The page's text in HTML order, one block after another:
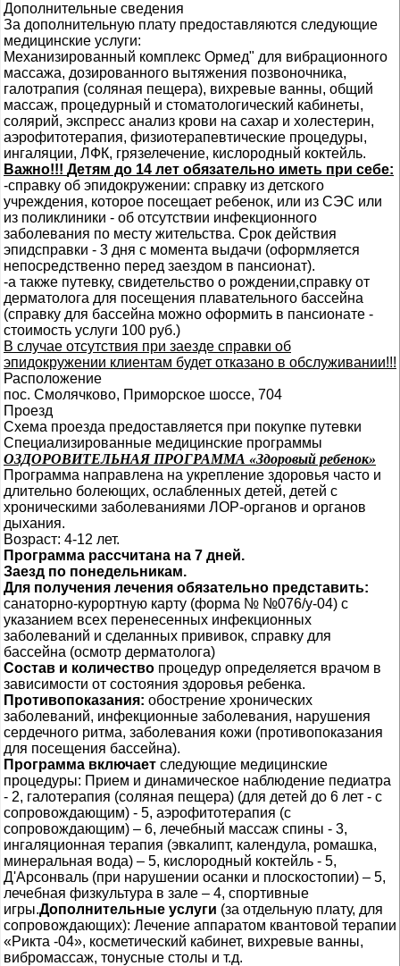
Дополнительные сведения
За дополнительную плату предоставляются следующие
медицинские услуги:
Механизированный комплекс Ормед" для вибрационного
массажа, дозированного вытяжения позвоночника,
галотрапия (соляная пещера), вихревые ванны, общий
массаж, процедурный и стоматологический кабинеты,
солярий, экспресс анализ крови на сахар и холестерин,
аэрофитотерапия, физиотерапевтические процедуры,
ингаляции, ЛФК, грязелечение, кислородный коктейль.
Важно!!! Детям до 14 лет обязательно иметь при себе:
-справку об эпидокружении: справку из детского
учреждения, которое посещает ребенок, или из СЭС или
из поликлиники - об отсутствии инфекционного
заболевания по месту жительства. Срок действия
эпидсправки - 3 дня с момента выдачи (оформляется
непосредственно перед заездом в пансионат).
-а также путевку, свидетельство о рождении,справку от
дерматолога для посещения плавательного бассейна
(справку для бассейна можно оформить в пансионате -
стоимость услуги 100 руб.)
В случае отсутствия при заезде справки об
эпидокружении клиентам будет отказано в обслуживании!!!
Расположение
пос. Смолячково, Приморское шоссе, 704
Проезд
Схема проезда предоставляется при покупке путевки
Специализированные медицинские программы
ОЗДОРОВИТЕЛЬНАЯ ПРОГРАММА «Здоровый ребенок»
Программа направлена на укрепление здоровья часто и
длительно болеющих, ослабленных детей, детей с
хроническими заболеваниями ЛОР-органов и органов
дыхания.
Возраст: 4-12 лет.
Программа рассчитана на 7 дней.
Заезд по понедельникам.
Для получения лечения обязательно представить:
санаторно-курортную карту (форма № №076/у-04) с
указанием всех перенесенных инфекционных
заболеваний и сделанных прививок, справку для
бассейна (осмотр дерматолога)
Состав и количество процедур определяется врачом в
зависимости от состояния здоровья ребенка.
Противопоказания: обострение хронических
заболеваний, инфекционные заболевания, нарушения
сердечного ритма, заболевания кожи (противопоказания
для посещения бассейна).
Программа включает следующие медицинские
процедуры: Прием и динамическое наблюдение педиатра
- 2, галотерапия (соляная пещера) (для детей до 6 лет - с
сопровождающим) - 5, аэрофитотерапия (с
сопровождающим) – 6, лечебный массаж спины - 3,
ингаляционная терапия (эвкалипт, календула, ромашка,
минеральная вода) – 5, кислородный коктейль - 5,
Д'Арсонваль (при нарушении осанки и плоскостопии) – 5,
лечебная физкультура в зале – 4, спортивные
игры.Дополнительные услуги (за отдельную плату, для
сопровождающих): Лечение аппаратом квантовой терапии
«Рикта -04», косметический кабинет, вихревые ванны,
вибромассаж, тонусные столы и т.д.